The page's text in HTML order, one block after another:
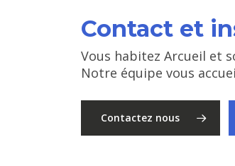
Contact et
Vous habitez Arcueil et
Notre équipe vous
Contactez nous